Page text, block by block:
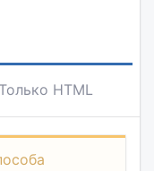
Только HTML